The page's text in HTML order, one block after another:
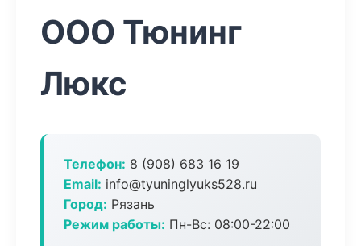
ООО Тюнинг
Люкс
Телефон: 8 (908) 683 16 19
Email: info@tyuninglyuks528.ru
Город: Рязань
Режим работы: Пн-Вс: 08:00-22:00